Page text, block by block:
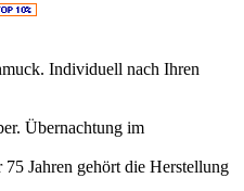
Individuell nach Ihren
Übernachtung im
Jahren gehört die Herstellung